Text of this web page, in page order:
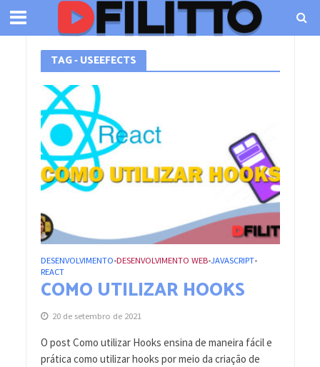
TAG - USEEFECTS
DESENVOLVIMENTO•DESENVOLVIMENTO WEB•JAVASCRIPT•
REACT
COMO UTILIZAR HOOKS
20 de setembro de 2021
O post Como utilizar Hooks ensina de maneira fácil e
prática como utilizar hooks por meio da criação de